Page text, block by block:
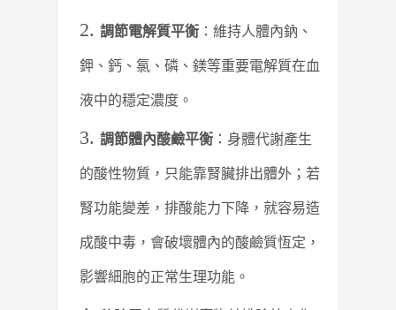
調節電解質平衡 ：維持人體內鈉、
鉀、鈣、氯、磷、鎂等重要電解質在血
液中的穩定濃度。
調節體內酸鹼平衡 ：身體代謝產生
的酸性物質，只能靠腎臟排出體外；若
腎功能變差，排酸能力下降，就容易造
成酸中毒，會破壞體內的酸鹼質恆定，
影響細胞的正常生理功能。